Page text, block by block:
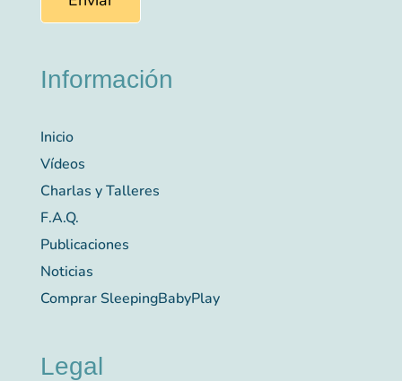
Información
Inicio
Vídeos
Charlas y Talleres
F.A.Q.
Publicaciones
Noticias
Comprar SleepingBabyPlay
Legal